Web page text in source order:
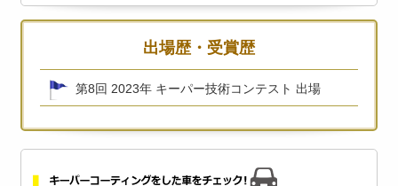
出場歴・受賞歴
第8回 2023年 キーパー技術コンテスト 出場